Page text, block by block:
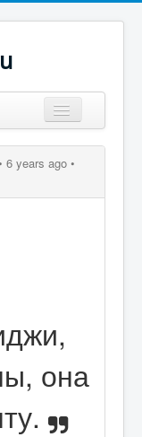
6 years ago •
она